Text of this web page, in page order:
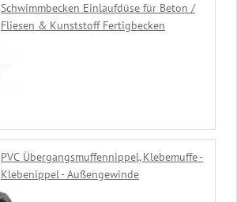
Schwimmbecken Einlaufdüse für Beton /
Fliesen & Kunststoff Fertigbecken
PVC Übergangsmuffennippel, Klebemuffe -
Klebenippel - Außengewinde